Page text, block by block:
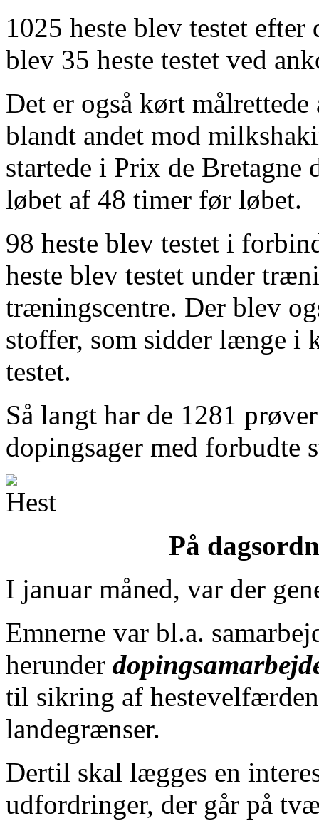
1025 heste blev testet
blev 35 heste testet ved
Det er også kørt
blandt andet mod
startede i Prix de Bretagne
løbet af 48 timer før løbet.
98 heste blev testet i
heste blev testet under
træningscentre. Der blev
stoffer, som sidder længe
testet.
Så langt har de 1281
dopingsager med forbudte
På
I januar måned, var der
Emnerne var bl.a.
herunder
til sikring af
landegrænser.
Dertil skal lægges en
udfordringer, der går på